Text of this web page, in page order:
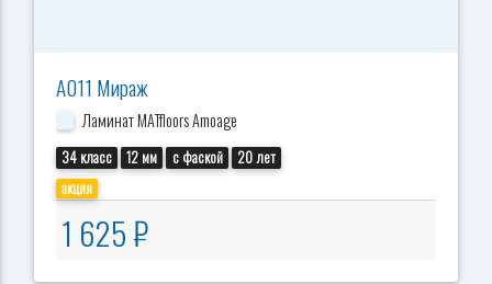
А011 Мираж
Ламинат MATfloors Amoage
34 класс 12 мм с фаской
20 лет
акция
1 625 ₽